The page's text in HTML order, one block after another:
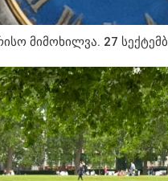
მიმოხილვა. 27